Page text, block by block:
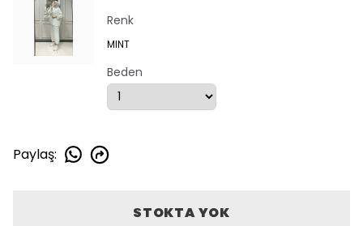
Renk
MINT
Beden
Paylaş:
STOKTA YOK